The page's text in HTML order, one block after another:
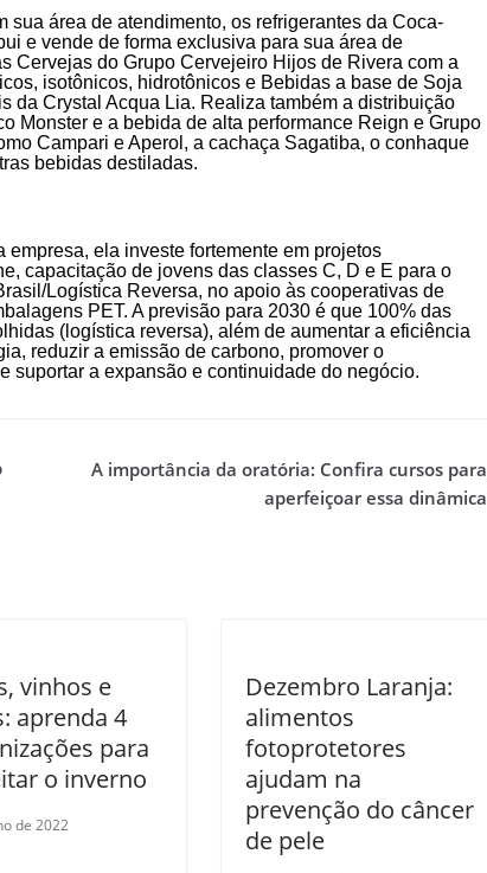
sua área de atendimento, os refrigerantes da Coca-
e vende de forma exclusiva para sua área de
Cervejas do Grupo Cervejeiro Hijos de Rivera com a
isotônicos, hidrotônicos e Bebidas a base de Soja
da Crystal Acqua Lia. Realiza também a distribuição
Monster e a bebida de alta performance Reign e Grupo
Campari e Aperol, a cachaça Sagatiba, o conhaque
bebidas destiladas.
ela investe fortemente em projetos
capacitação de jovens das classes C, D e E para o
Logística Reversa, no apoio às cooperativas de
PET. A previsão para 2030 é que 100% das
(logística reversa), além de aumentar a eficiência
reduzir a emissão de carbono, promover o
suportar a expansão e continuidade do negócio.
A importância da oratória: Confira cursos para
aperfeiçoar essa dinâmica
vinhos e
aprenda 4
para
o inverno
de 2022
Dezembro Laranja:
alimentos
fotoprotetores
ajudam na
prevenção do câncer
de pele